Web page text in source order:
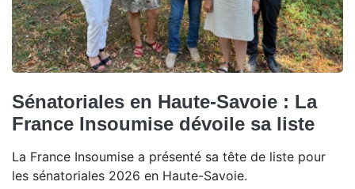
Sénatoriales en Haute-Savoie : La
France Insoumise dévoile sa liste
La France Insoumise a présenté sa tête de liste pour
les sénatoriales 2026 en Haute-Savoie.